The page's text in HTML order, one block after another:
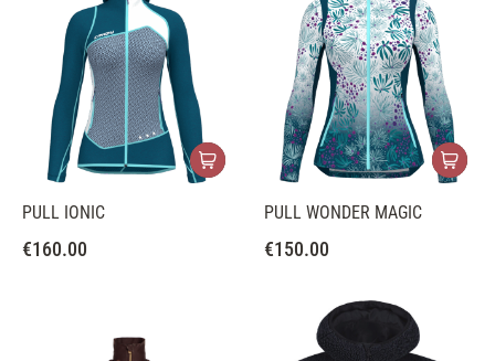
PULL IONIC
€160.00
PULL WONDER MAGIC
€150.00